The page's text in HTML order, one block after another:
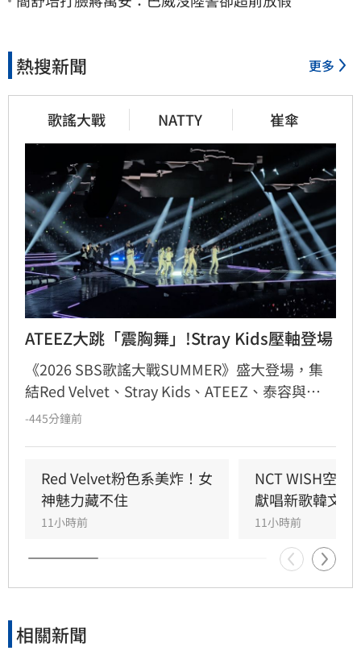
熱搜新聞 更多
歌謠大戰 NATTY 崔傘
ATEEZ大跳「震胸舞」!Stray Kids壓軸登場
《2026 SBS歌謠大戰SUMMER》盛大登場，集
結Red Velvet、Stray Kids、ATEEZ、泰容與
KISS OF LIFE等超人氣偶像。ATEEZ以高強度舞
台王者魅力。此外，SEVENTEEN DINO以分身
Picheolin身份帶來復古感十足的Solo演出；
KISS OF LIFE則憑藉火辣俐落的舞台與NATTY的
飛吻互動，成為當晚粉絲討論焦點。眾星雲集的
精彩演出，為觀眾帶來一場視覺與聽覺的頂級饗
宴，成功炒熱今夏歌壇話題。
-445分鐘前
Red Velvet粉色系美炸！女
神魅力藏不住
11小時前
NCT WISH空降
獻唱新歌韓文版
11小時前
相關新聞